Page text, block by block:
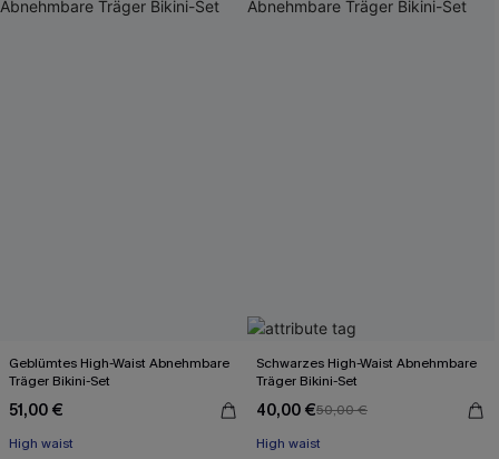
Geblümtes High-Waist Abnehmbare
Träger Bikini-Set
51,00 €
High waist
Schwarzes High-Waist Abnehmbare
Träger Bikini-Set
40,00 €50,00 €
High waist